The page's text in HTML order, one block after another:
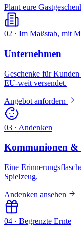
Plant eure
02 · Im Maßstab, mit
Unternehmen
Geschenke für
EU-weit versendet.
Angebot anfordern
03 · Andenken
Kommunionen &
Eine
Spielzeug.
Andenken ansehen
04 · Begrenzte Ernte